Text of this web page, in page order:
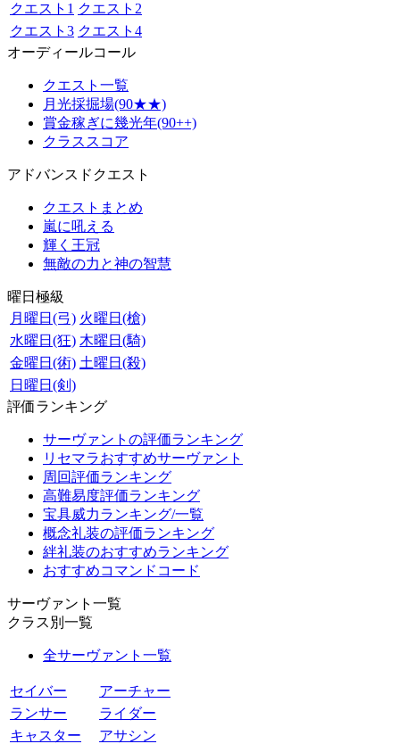
クエスト1 クエスト2
クエスト3 クエスト4
オーディールコール
クエスト一覧
月光採掘場(90★★)
賞金稼ぎに幾光年(90++)
クラススコア
アドバンスドクエスト
クエストまとめ
嵐に吼える
輝く王冠
無敵の力と神の智慧
曜日極級
月曜日(弓) 火曜日(槍)
水曜日(狂) 木曜日(騎)
金曜日(術) 土曜日(殺)
日曜日(剣)
評価ランキング
サーヴァントの評価ランキング
リセマラおすすめサーヴァント
周回評価ランキング
高難易度評価ランキング
宝具威力ランキング/一覧
概念礼装の評価ランキング
絆礼装のおすすめランキング
おすすめコマンドコード
サーヴァント一覧
クラス別一覧
全サーヴァント一覧
セイバー
アーチャー
ランサー
ライダー
キャスター
アサシン